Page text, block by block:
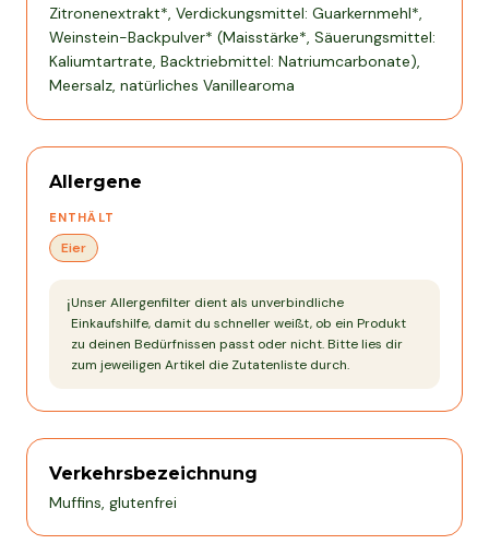
Zitronenextrakt*, Verdickungsmittel: Guarkernmehl*,
Weinstein-Backpulver* (Maisstärke*, Säuerungsmittel:
Kaliumtartrate, Backtriebmittel: Natriumcarbonate),
Meersalz, natürliches Vanillearoma
Allergene
ENTHÄLT
Eier
ℹ️Unser Allergenfilter dient als unverbindliche
Einkaufshilfe, damit du schneller weißt, ob ein Produkt
zu deinen Bedürfnissen passt oder nicht. Bitte lies dir
zum jeweiligen Artikel die Zutatenliste durch.
Verkehrsbezeichnung
Muffins, glutenfrei